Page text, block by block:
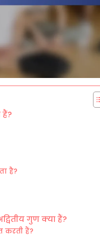
हैं?
है?
गुण क्या हैं?
करती हैं?